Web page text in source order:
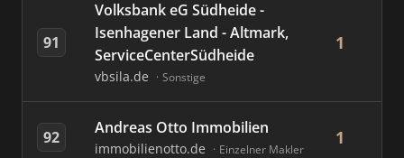
91
Volksbank eG Südheide -
Isenhagener Land - Altmark,
ServiceCenterSüdheide
vbsila.de Sonstige
1
92 Andreas Otto Immobilien
immobilienotto.de Einzelner Makler
1